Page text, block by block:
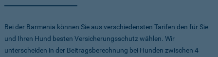
Bei der Barmenia können Sie aus verschiedensten Tarifen den für Sie
und Ihren Hund besten Versicherungsschutz wählen. Wir
unterscheiden in der Beitragsberechnung bei Hunden zwischen 4